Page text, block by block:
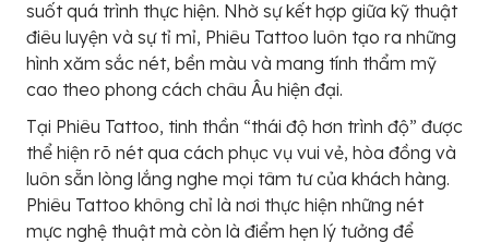
suốt quá trình thực hiện. Nhờ sự kết hợp giữa kỹ thuật
điêu luyện và sự tỉ mỉ, Phiêu Tattoo luôn tạo ra những
hình xăm sắc nét, bền màu và mang tính thẩm mỹ
cao theo phong cách châu Âu hiện đại.
Tại Phiêu Tattoo, tinh thần “thái độ hơn trình độ” được
thể hiện rõ nét qua cách phục vụ vui vẻ, hòa đồng và
luôn sẵn lòng lắng nghe mọi tâm tư của khách hàng.
Phiêu Tattoo không chỉ là nơi thực hiện những nét
mực nghệ thuật mà còn là điểm hẹn lý tưởng để